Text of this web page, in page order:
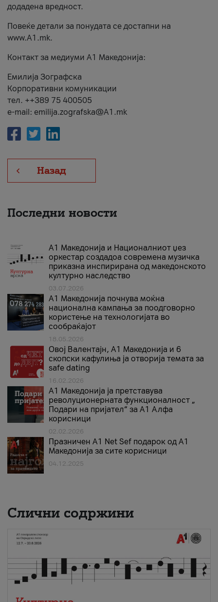
додадена вредност.
Повеќе детали за понудата се достапни на
www.А1.mk.
Контакт за медиуми А1 Македонија:
Емилија Зографска
Корпоративни комуникации
тел. ++389 75 400505
e-mail: emilija.zografska@A1.mk
Назад
Последни новости
А1 Македонија и Националниот џез
оркестар создадоа современа музичка
приказна инспирирана од македонското
културно наследство
03.07.2026
A1 Македонија почнува моќна
национална кампања за поодговорно
користење на технологијата во
сообраќајот
18.05.2026
Овој Валентајн, A1 Македонија и 6
скопски кафулиња ја отворија темата за
safe dating
16.02.2026
А1 Македонија ја претставува
револуционерната функционалност „
Подари на пријател“ за А1 Алфа
корисници
02.02.2026
Празничен A1 Net Sеf подарок од А1
Македонија за сите корисници
04.12.2025
Слични содржини